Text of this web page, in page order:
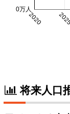
2020
0万人
将来人口